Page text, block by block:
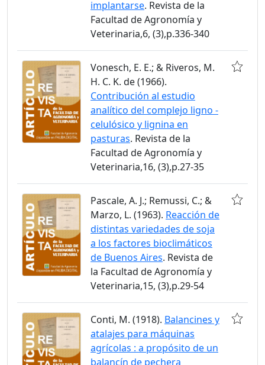
implantarse. Revista de la
Facultad de Agronomía y
Veterinaria,6, (3),p.336-340
Vonesch, E. E.; & Riveros, M.
H. C. K. de (1966).
Contribución al estudio
analítico del complejo ligno -
celulósico y lignina en
pasturas. Revista de la
Facultad de Agronomía y
Veterinaria,16, (3),p.27-35
Pascale, A. J.; Remussi, C.; &
Marzo, L. (1963). Reacción de
distintas variedades de soja
a los factores bioclimáticos
de Buenos Aires. Revista de
la Facultad de Agronomía y
Veterinaria,15, (3),p.29-54
Conti, M. (1918). Balancines y
atalajes para máquinas
agrícolas : a propósito de un
balancín de pechera